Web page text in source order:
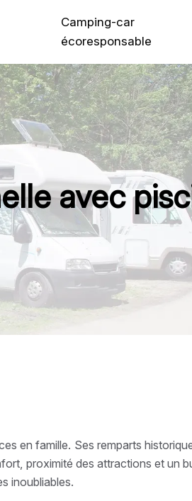
Camping-car
écoresponsable
avec
en famille. Ses remparts
proximité des attractions et un
inoubliables.